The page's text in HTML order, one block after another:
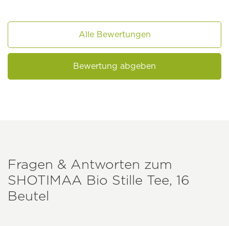
Alle Bewertungen
Bewertung abgeben
Fragen & Antworten zum
SHOTIMAA Bio Stille Tee, 16
Beutel